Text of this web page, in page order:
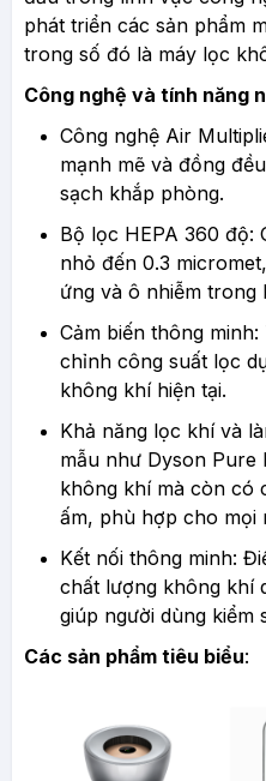
phát triển các sản phẩm
trong số đó là máy lọc
Công nghệ và tính năng
Công nghệ Air
mạnh mẽ và đồng
sạch khắp phòng.
Bộ lọc HEPA 360 độ:
nhỏ đến 0.3
ứng và ô nhiễm trong
Cảm biến thông
chỉnh công suất lọc
không khí hiện tại.
Khả năng lọc khí và
mẫu như Dyson
không khí mà còn có
ấm, phù hợp cho mọi
Kết nối thông minh:
chất lượng không khí
giúp người dùng kiểm
Các sản phẩm tiêu biểu: